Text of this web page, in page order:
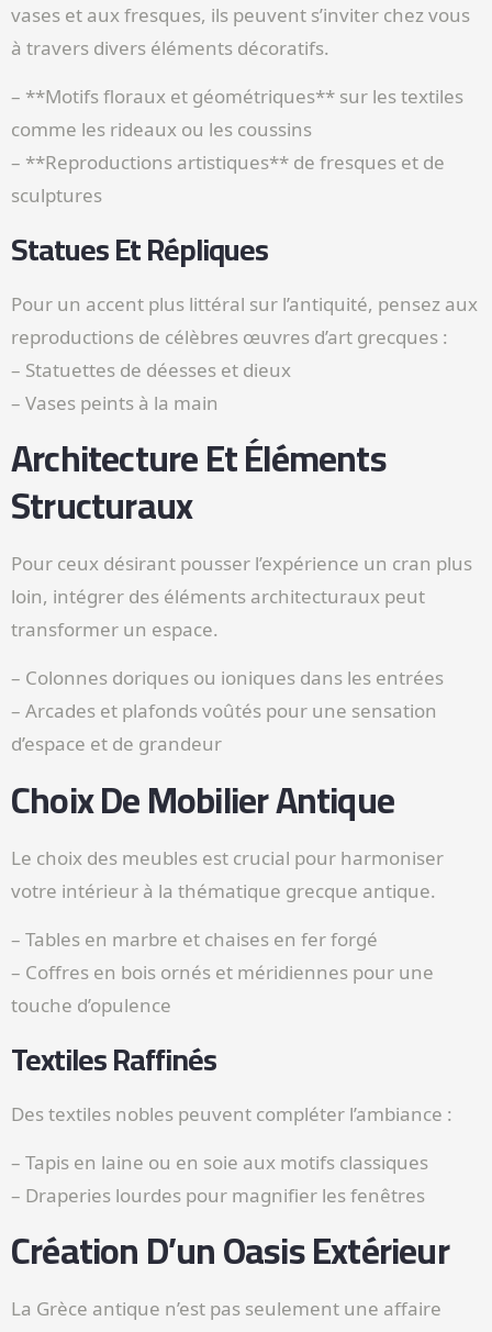
vases et aux fresques, ils peuvent s’inviter chez vous
à travers divers éléments décoratifs.
– **Motifs floraux et géométriques** sur les textiles
comme les rideaux ou les coussins
– **Reproductions artistiques** de fresques et de
sculptures
Statues Et Répliques
Pour un accent plus littéral sur l’antiquité, pensez aux
reproductions de célèbres œuvres d’art grecques :
– Statuettes de déesses et dieux
– Vases peints à la main
Architecture Et Éléments
Structuraux
Pour ceux désirant pousser l’expérience un cran plus
loin, intégrer des éléments architecturaux peut
transformer un espace.
– Colonnes doriques ou ioniques dans les entrées
– Arcades et plafonds voûtés pour une sensation
d’espace et de grandeur
Choix De Mobilier Antique
Le choix des meubles est crucial pour harmoniser
votre intérieur à la thématique grecque antique.
– Tables en marbre et chaises en fer forgé
– Coffres en bois ornés et méridiennes pour une
touche d’opulence
Textiles Raffinés
Des textiles nobles peuvent compléter l’ambiance :
– Tapis en laine ou en soie aux motifs classiques
– Draperies lourdes pour magnifier les fenêtres
Création D’un Oasis Extérieur
La Grèce antique n’est pas seulement une affaire